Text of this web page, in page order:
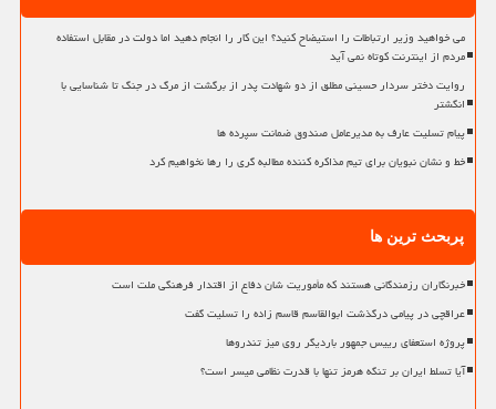
می خواهید وزیر ارتباطات را استیضاح کنید؟ این کار را انجام دهید اما دولت در مقابل استفاده
مردم از اینترنت کوتاه نمی آید
روایت دختر سردار حسینی مطلق از دو شهادت پدر از برگشت از مرگ در جنگ تا شناسایی با
انگشتر
پیام تسلیت عارف به مدیرعامل صندوق ضمانت سپرده ها
خط و نشان نبویان برای تیم مذاکره کننده مطالبه گری را رها نخواهیم کرد
پربحث ترین ها
خبرنگاران رزمندگانی هستند که مأموریت شان دفاع از اقتدار فرهنگی ملت است
عراقچی در پیامی درگذشت ابوالقاسم قاسم زاده را تسلیت گفت
پروژه استعفای رییس جمهور باردیگر روی میز تندروها
آیا تسلط ایران بر تنگه هرمز تنها با قدرت نظامی میسر است؟